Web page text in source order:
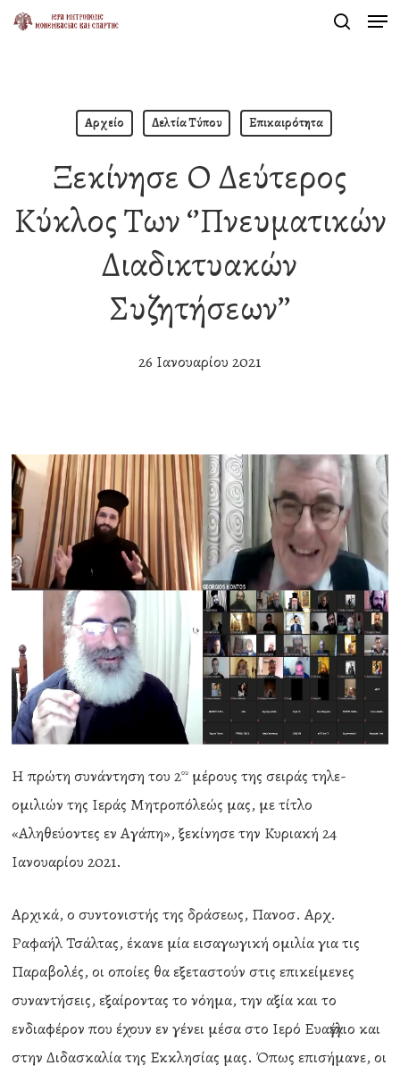
Skip
Αρχείο Δελτία Τύπου Επικαιρότητα
Ξεκίνησε Ο Δεύτερος
Κύκλος Των ‘’Πνευματικών
Διαδικτυακών
Συζητήσεων’’
26 Ιανουαρίου 2021
Η πρώτη συνάντηση του 2ου μέρους της σειράς τηλε-
ομιλιών της Ιεράς Μητροπόλεώς μας, με τίτλο
«Αληθεύοντες εν Αγάπη», ξεκίνησε την Κυριακή 24
Ιανουαρίου 2021.
Αρχικά, ο συντονιστής της δράσεως, Πανοσ. Αρχ.
Ραφαήλ Τσάλτας, έκανε μία εισαγωγική ομιλία για τις
Παραβολές, οι οποίες θα εξεταστούν στις επικείμενες
συναντήσεις, εξαίροντας το νόημα, την αξία και το
ενδιαφέρον που έχουν εν γένει μέσα στο Ιερό Ευαγγέλιο και
στην Διδασκαλία της Εκκλησίας μας. Όπως επισήμανε, οι